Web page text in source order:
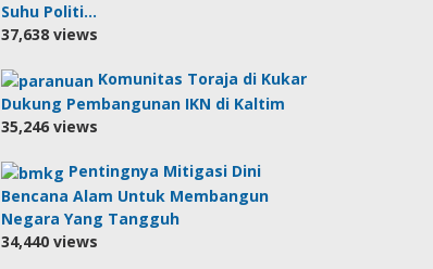
Suhu Politi…
37,638 views
Komunitas Toraja di Kukar
Dukung Pembangunan IKN di Kaltim
35,246 views
Pentingnya Mitigasi Dini
Bencana Alam Untuk Membangun
Negara Yang Tangguh
34,440 views